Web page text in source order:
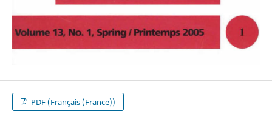
PDF (Français (France))